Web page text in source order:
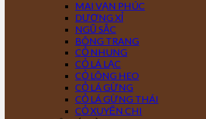
MAI VẠN PHÚC
DƯƠNG XỈ
NGŨ SẮC
BÔNG TRANG
CỎ NHUNG
CỎ LÁ LẠC
CỎ LÔNG HEO
CỎ LÁ GỪNG
CỎ LÁ GỪNG THÁI
CỎ XUYẾN CHI